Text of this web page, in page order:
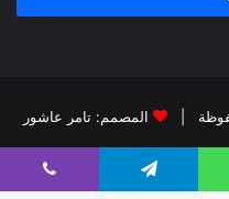
المصمم: تامر عاشور
يوتيوبانستقرام
تيلقرام ڤايبر